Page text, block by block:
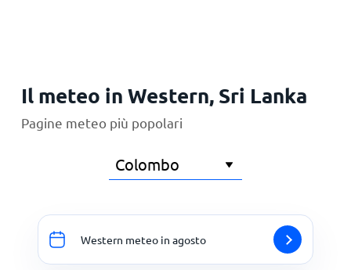
Il meteo in Western, Sri Lanka
Pagine meteo più popolari
Western meteo in agosto